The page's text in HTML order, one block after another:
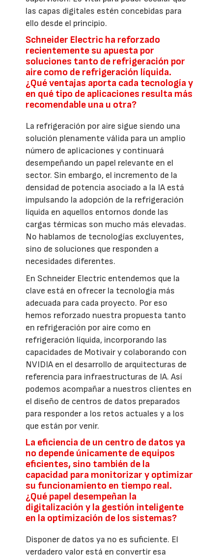
las capas digitales estén concebidas para
ello desde el principio.
Schneider Electric ha reforzado
recientemente su apuesta por
soluciones tanto de refrigeración por
aire como de refrigeración líquida.
¿Qué ventajas aporta cada tecnología y
en qué tipo de aplicaciones resulta más
recomendable una u otra?
La refrigeración por aire sigue siendo una
solución plenamente válida para un amplio
número de aplicaciones y continuará
desempeñando un papel relevante en el
sector. Sin embargo, el incremento de la
densidad de potencia asociado a la IA está
impulsando la adopción de la refrigeración
líquida en aquellos entornos donde las
cargas térmicas son mucho más elevadas.
No hablamos de tecnologías excluyentes,
sino de soluciones que responden a
necesidades diferentes.
En Schneider Electric entendemos que la
clave está en ofrecer la tecnología más
adecuada para cada proyecto. Por eso
hemos reforzado nuestra propuesta tanto
en refrigeración por aire como en
refrigeración líquida, incorporando las
capacidades de Motivair y colaborando con
NVIDIA en el desarrollo de arquitecturas de
referencia para infraestructuras de IA. Así
podemos acompañar a nuestros clientes en
el diseño de centros de datos preparados
para responder a los retos actuales y a los
que están por venir.
La eficiencia de un centro de datos ya
no depende únicamente de equipos
eficientes, sino también de la
capacidad para monitorizar y optimizar
su funcionamiento en tiempo real.
¿Qué papel desempeñan la
digitalización y la gestión inteligente
en la optimización de los sistemas?
Disponer de datos ya no es suficiente. El
verdadero valor está en convertir esa